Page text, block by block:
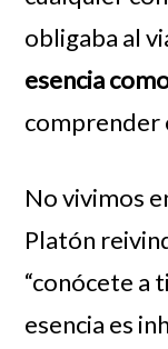
obligaba al
esencia
comprender
No vivimos
Platón
“conócete a
esencia es